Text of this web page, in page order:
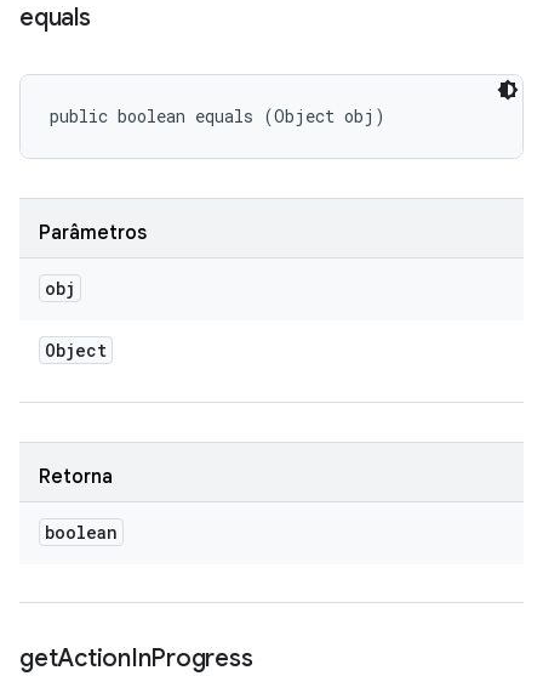
equals
public boolean equals (Object obj)
Parâmetros
obj
Object
Retorna
boolean
getActionInProgress